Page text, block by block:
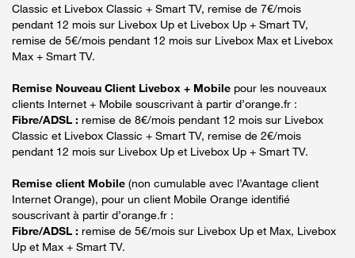
Classic et Livebox Classic + Smart TV, remise de 7€/mois
pendant 12 mois sur Livebox Up et Livebox Up + Smart TV,
remise de 5€/mois pendant 12 mois sur Livebox Max et Livebox
Max + Smart TV.
Remise Nouveau Client Livebox + Mobile pour les nouveaux
clients Internet + Mobile souscrivant à partir d’orange.fr :
Fibre/ADSL : remise de 8€/mois pendant 12 mois sur Livebox
Classic et Livebox Classic + Smart TV, remise de 2€/mois
pendant 12 mois sur Livebox Up et Livebox Up + Smart TV.
Remise client Mobile (non cumulable avec l’Avantage client
Internet Orange), pour un client Mobile Orange identifié
souscrivant à partir d’orange.fr :
Fibre/ADSL : remise de 5€/mois sur Livebox Up et Max, Livebox
Up et Max + Smart TV.